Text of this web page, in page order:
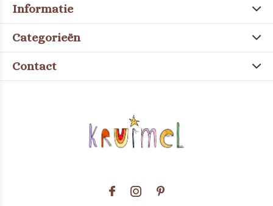
Informatie
Categorieën
Contact